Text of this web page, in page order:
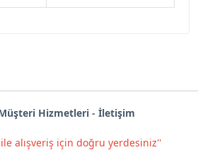
Hizmetleri - İletişim
alışveriş için doğru yerdesiniz''